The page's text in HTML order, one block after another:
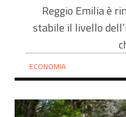
Nel secondo
Reggio Emilia è
stabile il livello
ECONOMIA